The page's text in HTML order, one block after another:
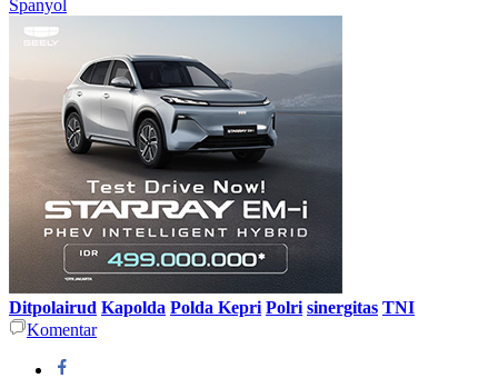
Spanyol
Ditpolairud Kapolda Polda Kepri Polri sinergitas TNI
Komentar